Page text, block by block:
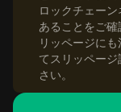
ロックチェー
あることをご
リッページに
てスリッペー
さい。